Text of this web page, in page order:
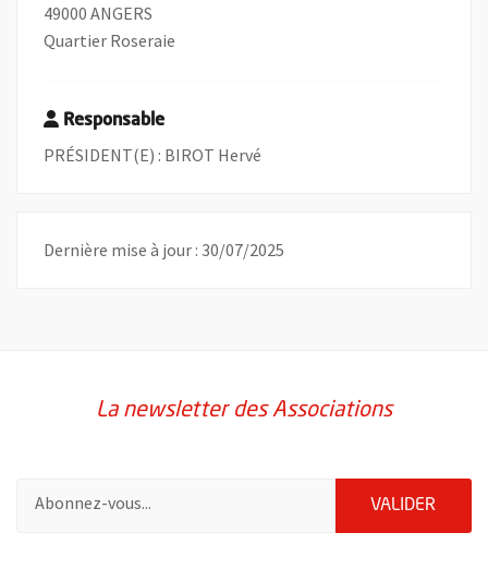
49000 ANGERS
Quartier Roseraie
Responsable
PRÉSIDENT(E) : BIROT Hervé
Dernière mise à jour : 30/07/2025
La newsletter des Associations
VALIDER